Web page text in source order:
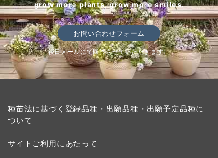
grow more plants, grow more smiles.
お問い合わせフォーム
後日メールにて回答させていただきます。
種苗法に基づく登録品種・出願品種・出願予定品種に
ついて
サイトご利用にあたって